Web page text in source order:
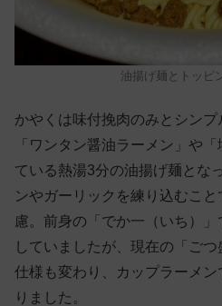
油揚げ麺とトッピ
かやくは味付挽肉のみとシン
「ワンタン醤油ラーメン」や
ている熱湯3分の油揚げ麺とな
ンやガーリックを練り込むこ
慮。前身の「でか一（いち）
していましたが、現在の「ご
仕様も変わり、カップラーメ
りました。